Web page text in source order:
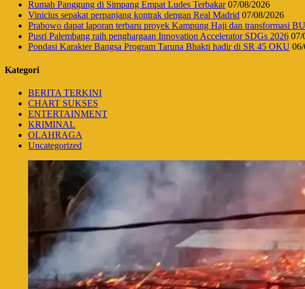
Rumah Panggung di Simpang Empat Ludes Terbakar 07/08/2026
Vinicius sepakat perpanjang kontrak dengan Real Madrid 07/08/2026
Prabowo dapat laporan terbaru proyek Kampung Haji dan transformasi
Pusri Palembang raih penghargaan Innovation Accelerator SDGs 2026 07/
Pondasi Karakter Bangsa Program Taruna Bhakti hadir di SR 45 OKU
Kategori
BERITA TERKINI
CHART SUKSES
ENTERTAINMENT
KRIMINAL
OLAHRAGA
Uncategorized